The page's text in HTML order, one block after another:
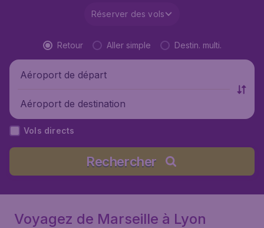
Réserver des vols
Retour Aller simple Destin. multi.
Aéroport de départ
Aéroport de destination
Vols directs
Rechercher
Voyagez de Marseille à Lyon